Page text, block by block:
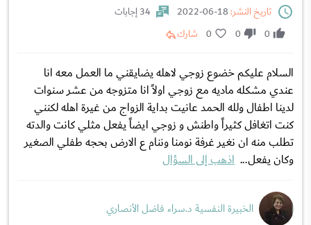
تاريخ النشر:
34 إجابات
0
0
0 شارك
السلام عليكم خضوع زوجي لاهله يضايقني ما العمل معه انا
عندي مشكله ماديه مع زوجي اولاً انا متزوجه من عشر سنوات
لدينا اطفال ولله الحمد عانيت بداية الزواج من غيرة اهله لكنني
كنت اتغافل كثيراً واطنش و زوجي ايضاً يفعل مثلي كانت والدته
تطلب منه ان نغير غرفة نومنا وننام ع الارض بحجه طفلي الصغير
وكان يفعل... اذهب إلى السؤال
الخبيرة النفسية د.سراء فاضل الأنصاري